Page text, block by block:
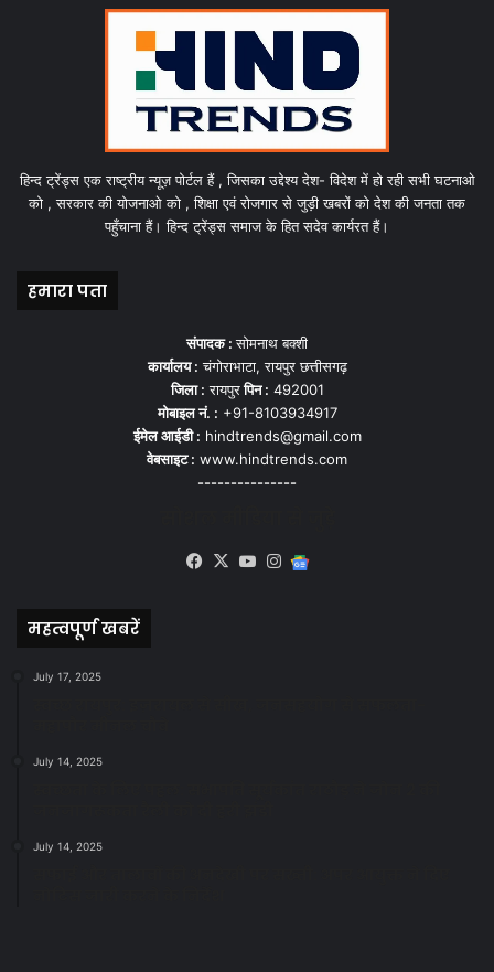
हिन्द ट्रेंड्स एक राष्ट्रीय न्यूज़ पोर्टल हैं , जिसका उद्देश्य देश- विदेश में हो रही सभी घटनाओ
को , सरकार की योजनाओ को , शिक्षा एवं रोजगार से जुड़ी खबरों को देश की जनता तक
पहुँचाना हैं। हिन्द ट्रेंड्स समाज के हित सदेव कार्यरत हैं।
हमारा पता
संपादक :सोमनाथ बक्शी
कार्यालय : चंगोराभाटा, रायपुर छत्तीसगढ़
जिला : रायपुरपिन : 492001
मोबाइल नं. : +91-8103934917
ईमेल आईडी : hindtrends@gmail.com
वेबसाइट : www.hindtrends.com
---------------
Facebook
X YouTubeInstagram
महत्वपूर्ण खबरें
July 17, 2025
July 14, 2025
July 14, 2025